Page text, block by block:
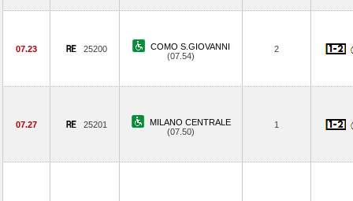
07.23 25200
COMO S.GIOVANNI
(07.54)
2
07.27 25201
MILANO CENTRALE
(07.50)
1